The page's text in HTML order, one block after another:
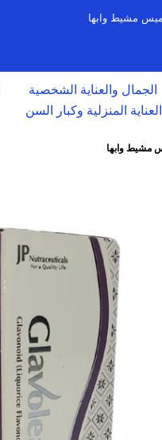
الجمال والعناية الشخصية
العناية المنزلية وكبار السن